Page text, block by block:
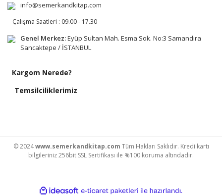
info@semerkandkitap.com
Çalışma Saatleri : 09.00 - 17.30
Genel Merkez:Eyüp Sultan Mah. Esma Sok. No:3 Samandıra
Sancaktepe / İSTANBUL
Kargom Nerede?
Temsilciliklerimiz
© 2024www.semerkandkitap.com Tüm Hakları Saklıdır. Kredi kartı
bilgileriniz 256bit SSL Sertifikası ile %100 koruma altındadır.
ideasoft e-